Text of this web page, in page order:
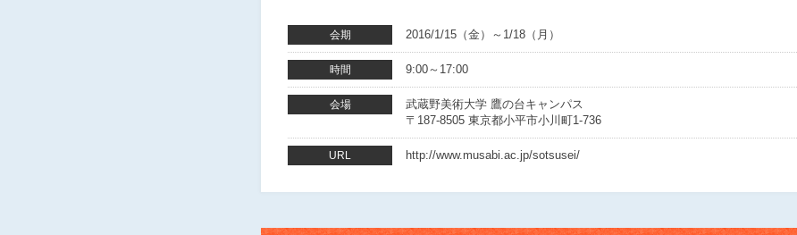
会期 2016/1/15（金）～1/18（月）
時間 9:00～17:00
会場
武蔵野美術大学 鷹の台キャンパス
〒187-8505 東京都小平市小川町1-736
URL http://www.musabi.ac.jp/sotsusei/